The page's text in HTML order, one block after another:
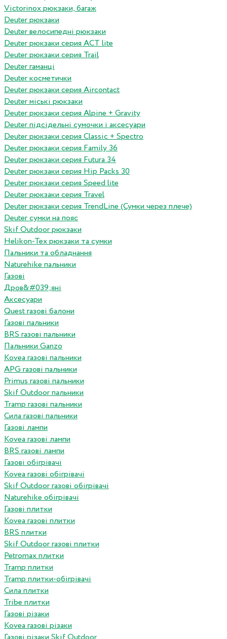
Victorinox рюкзаки, багаж
Deuter рюкзаки
Deuter велосипедні рюкзаки
Deuter рюкзаки серия ACT lite
Deuter рюкзаки серия Trail
Deuter гаманці
Deuter косметички
Deuter рюкзаки серия Aircontact
Deuter міські рюкзаки
Deuter рюкзаки серия Alpine + Gravity
Deuter підсідельні сумочки і аксесуари
Deuter рюкзаки серия Classic + Spectro
Deuter рюкзаки серия Family 36
Deuter рюкзаки серия Futura 34
Deuter рюкзаки серия Hip Packs 30
Deuter рюкзаки серия Speed lite
Deuter рюкзаки серия Travel
Deuter рюкзаки серия TrendLine (Сумки через плече)
Deuter сумки на пояс
Skif Outdoor рюкзаки
Helikon-Tex рюкзаки та сумки
Пальники та обладнання
Naturehike пальники
Газові
Дров&#039;яні
Аксесуари
Quest газові балони
Газові пальники
BRS газові пальники
Пальники Ganzo
Kovea газові пальники
APG газові пальники
Primus газові пальники
Skif Outdoor пальники
Tramp газові пальники
Сила газові пальники
Газові лампи
Kovea газові лампи
BRS газові лампи
Газові обігрівачі
Kovea газові обігрівачі
Skif Outdoor газові обігрівачі
Naturehike обігрівачі
Газові плитки
Kovea газові плитки
BRS плитки
Skif Outdoor газові плитки
Petromax плитки
Tramp плитки
Tramp плитки-обігрівачі
Сила плитки
Tribe плитки
Газові різаки
Kovea газові різаки